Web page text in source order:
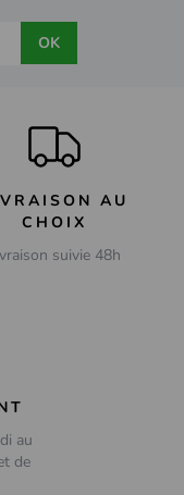
OK
AU
CHOIX
suivie 48h
au
de